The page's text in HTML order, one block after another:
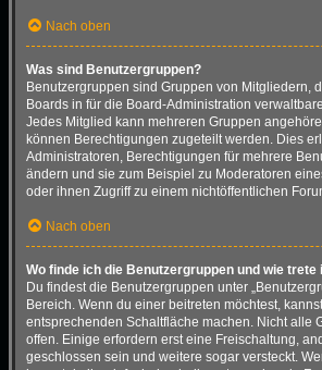
Nach oben
Was sind Benutzergruppen?
Benutzergruppen sind Gruppen von Mitgliedern,
Boards in für die Board-Administration
Jedes Mitglied kann mehreren Gruppen
können Berechtigungen zugeteilt werden. Dies
Administratoren, Berechtigungen für mehrere
ändern und sie zum Beispiel zu Moderatoren
oder ihnen Zugriff zu einem nichtöffentlichen
Nach oben
Wo finde ich die Benutzergruppen und wie trete
Du findest die Benutzergruppen unter
Bereich. Wenn du einer beitreten möchtest,
entsprechenden Schaltfläche machen. Nicht alle
offen. Einige erfordern erst eine Freischaltung,
geschlossen sein und weitere sogar versteckt.